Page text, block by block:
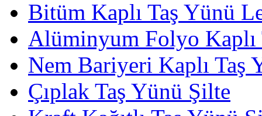
Bitüm Kaplı Taş Yünü
Alüminyum Folyo Kaplı
Nem Bariyeri Kaplı Taş
Çıplak Taş Yünü Şilte